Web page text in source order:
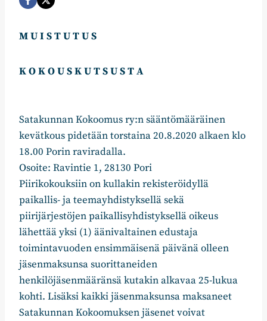
M U I S T U T U S
K O K O U S K U T S U S T A
Satakunnan Kokoomus ry:n sääntömääräinen
kevätkous pidetään torstaina 20.8.2020 alkaen klo
18.00 Porin raviradalla.
Osoite: Ravintie 1, 28130 Pori
Piirikokouksiin on kullakin rekisteröidyllä
paikallis- ja teemayhdistyksellä sekä
piirijärjestöjen paikallisyhdistyksellä oikeus
lähettää yksi (1) äänivaltainen edustaja
toimintavuoden ensimmäisenä päivänä olleen
jäsenmaksunsa suorittaneiden
henkilöjäsenmääränsä kutakin alkavaa 25-lukua
kohti. Lisäksi kaikki jäsenmaksunsa maksaneet
Satakunnan Kokoomuksen jäsenet voivat